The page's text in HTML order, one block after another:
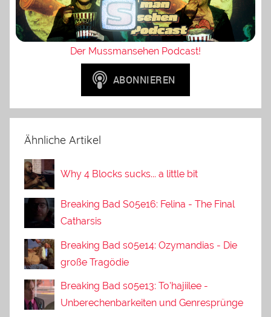
Der Mussmansehen Podcast!
Ähnliche Artikel
Why 4 Blocks sucks... a little bit
Breaking Bad S05e16: Felina - The Final
Catharsis
Breaking Bad s05e14: Ozymandias - Die
große Tragödie
Breaking Bad s05e13: To'hajiilee -
Unberechenbarkeiten und Genresprünge